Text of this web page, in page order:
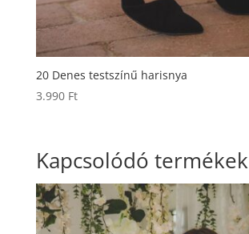
20 Denes testszínű harisnya
3.990 Ft
Kapcsolódó termékek